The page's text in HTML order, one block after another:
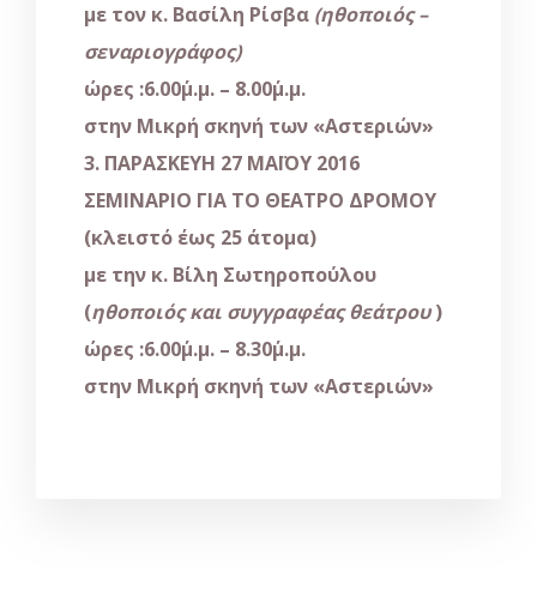
με τον κ. Βασίλη Ρίσβα (ηθοποιός –
σεναριογράφος)
ώρες :6.00΄μ.μ. – 8.00΄μ.μ.
στην Μικρή σκηνή των «Αστεριών»
3. ΠΑΡΑΣΚΕΥΗ 27 ΜΑΪΟΥ 2016
ΣΕΜΙΝΑΡΙΟ ΓΙΑ ΤΟ ΘΕΑΤΡΟ ΔΡΟΜΟΥ
(κλειστό έως 25 άτομα)
με την κ. Βίλη Σωτηροπούλου
(ηθοποιός και συγγραφέας θεάτρου)
ώρες :6.00΄μ.μ. – 8.30΄μ.μ.
στην Μικρή σκηνή των «Αστεριών»